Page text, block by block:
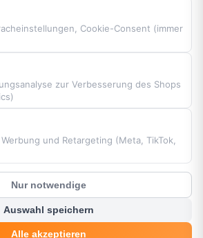
? Kunden Chat
Cookie-Consent (immer
zur Verbesserung des Shops
und Retargeting (Meta, TikTok,
Nur notwendige
Auswahl speichern
Alle akzeptieren